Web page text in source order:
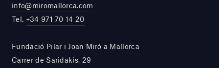
info@miromallorca.com
Tel. +34 971 70 14 20
Fundació Pilar i Joan Miró a Mallorca
Carrer de Saridakis, 29